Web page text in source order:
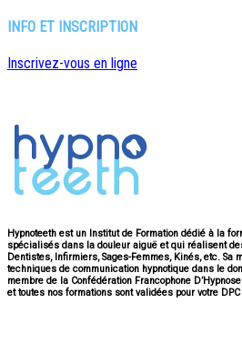
INFO ET INSCRIPTION
Inscrivez-vous en ligne
Hypnoteeth est un Institut de Formation dédié à la
spécialisés dans la douleur aiguë et qui réalisent
Dentistes, Infirmiers, Sages-Femmes, Kinés, etc. Sa
techniques de communication hypnotique dans le
membre de la Confédération Francophone
et toutes nos formations sont validées pour votre DPC